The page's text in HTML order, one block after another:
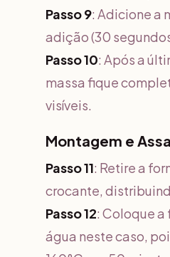
Passo 9: Adicione a
adição (30
Passo 10: Após a
massa fique
visíveis.
Montagem e
Passo 11: Retire a
crocante,
Passo 12: Coloque a
água neste caso,